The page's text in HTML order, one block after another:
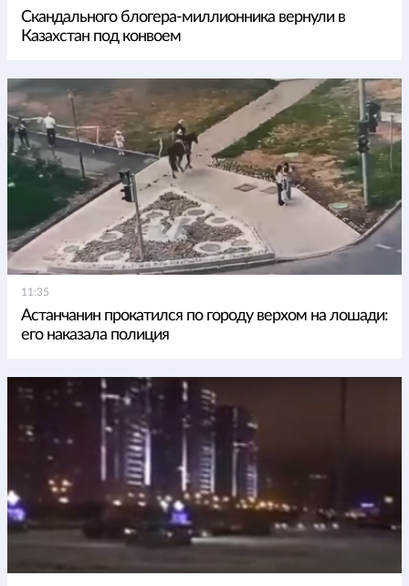
Скандального блогера-миллионника вернули в
Казахстан под конвоем
11:35
Астанчанин прокатился по городу верхом на лошади:
его наказала полиция